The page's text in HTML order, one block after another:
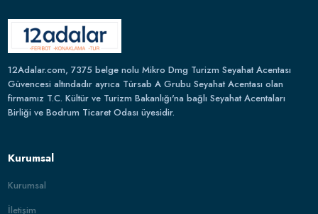
12Adalar.com, 7375 belge nolu Mikro Dmg Turizm Seyahat Acentası
Güvencesi altındadır ayrıca Türsab A Grubu Seyahat Acentası olan
firmamız T.C. Kültür ve Turizm Bakanlığı'na bağlı Seyahat Acentaları
Birliği ve Bodrum Ticaret Odası üyesidir.
Kurumsal
Kurumsal
İletişim